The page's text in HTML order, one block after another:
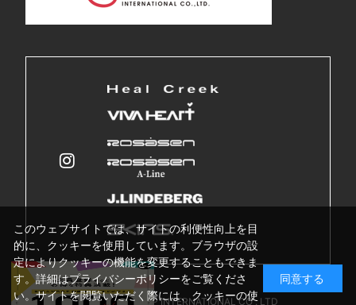
Copyright © GRIP INTERNATIONAL CO . LTD
このウェブサイトでは、サイトの利便性向上を目
的に、クッキーを使用しています。ブラウザの設
定によりクッキーの機能を変更することもできま
す。詳細はプライバシーポリシーをご覧くださ
い。サイトを閲覧いただく際には、クッキーの使
同意する